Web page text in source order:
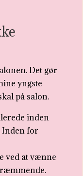
Det gør
yngste
på salon.
inden
Inden for
ved at vænne